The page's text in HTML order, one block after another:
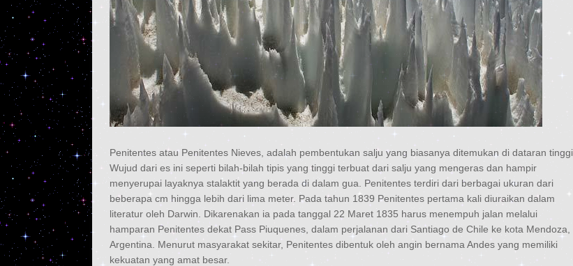
Penitentes atau Penitentes Nieves, adalah pembentukan salju yang biasanya ditemukan di dataran tinggi.
Wujud dari es ini seperti bilah-bilah tipis yang tinggi terbuat dari salju yang mengeras dan hampir
menyerupai layaknya stalaktit yang berada di dalam gua. Penitentes terdiri dari berbagai ukuran dari
beberapa cm hingga lebih dari lima meter. Pada tahun 1839 Penitentes pertama kali diuraikan dalam
literatur oleh Darwin. Dikarenakan ia pada tanggal 22 Maret 1835 harus menempuh jalan melalui
hamparan Penitentes dekat Pass Piuquenes, dalam perjalanan dari Santiago de Chile ke kota Mendoza,
Argentina. Menurut masyarakat sekitar, Penitentes dibentuk oleh angin bernama Andes yang memiliki
kekuatan yang amat besar.